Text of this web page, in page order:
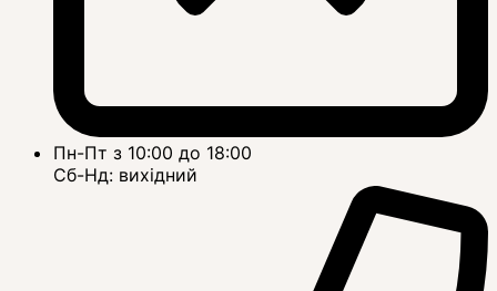
Пн-Пт з 10:00 до 18:00
Сб-Нд: вихідний